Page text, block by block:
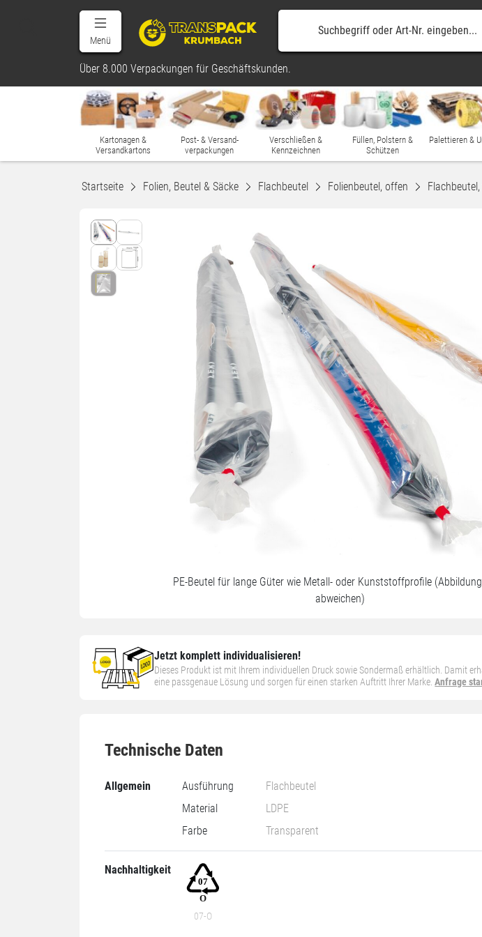
Menü
Über 8.000 Verpackungen für Geschäftskunden.
Kartonagen &
Versandkartons
Post- & Versand-
verpackungen
Verschließen &
Kennzeichnen
Füllen, Polstern &
Schützen
Palettieren &
Startseite Folien, Beutel & Säcke Flachbeutel Folienbeutel, offen
PE-Beutel für lange Güter wie Metall- oder Kunststoffprofile
abweichen)
Jetzt komplett individualisieren!
Dieses Produkt ist mit Ihrem individuellen Druck sowie Sondermaß erhältlich. Damit
eine passgenaue Lösung und sorgen für einen starken Auftritt Ihrer Marke.Anfrage
Technische Daten
Allgemein Ausführung
Flachbeutel
Material
LDPE
Farbe
Transparent
Nachhaltigkeit
07-O